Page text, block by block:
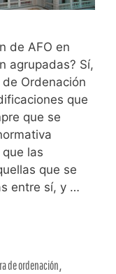
de AFO en
agrupadas? Sí,
Ordenación
que
que se
las
que se
entre sí, y …
de ordenación,